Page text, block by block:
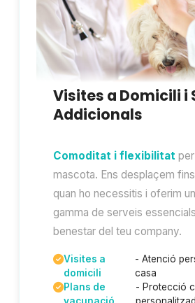
Visites a Domicili i
Addicionals
Comoditat i flexibilitat
mascota. Ens desplaçem
quan ho necessitis i oferim
gamma de serveis
benestar del teu company.
Visites a
domicili
- Atenció
casa
Plans de
vacunació
- Protecció